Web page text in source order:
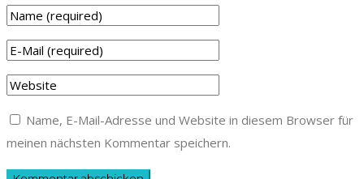
Name, E-Mail-Adresse und Website in diesem Browser für
meinen nächsten Kommentar speichern.